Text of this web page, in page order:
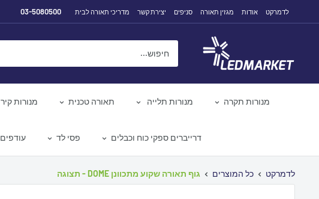
לתוכן
לדמרקט אודות מגזין תאורה סניפים יצירת קשר מדריכי תאורה לבית 03-5080500
מנורות תקרה מנורות תלייה תאורה טכנית מנורות קיר
דרייברים ספקי כוח וכבלים פסי לד עודפים
לדמרקט כל המוצרים גוף תאורה שקוע מתכוונן DOME - תצוגה